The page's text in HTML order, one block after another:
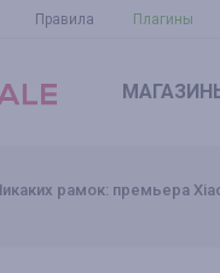
Правила Плагины
рамок: премьера